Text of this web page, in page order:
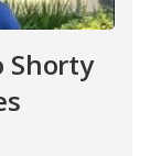
Shorty